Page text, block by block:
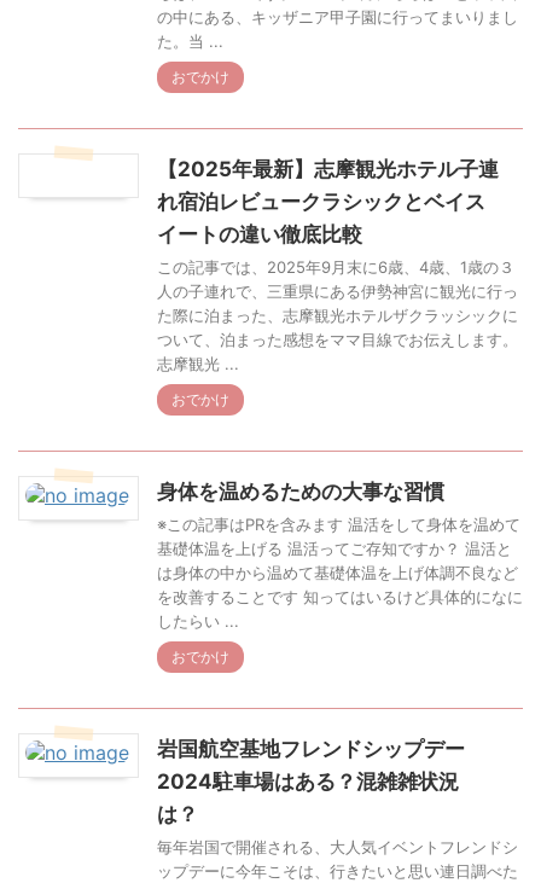
の中にある、キッザニア甲子園に行ってまいりまし
た。当 ...
おでかけ
【2025年最新】志摩観光ホテル子連
れ宿泊レビュークラシックとベイス
イートの違い徹底比較
この記事では、2025年9月末に6歳、4歳、1歳の３
人の子連れで、三重県にある伊勢神宮に観光に行っ
た際に泊まった、志摩観光ホテルザクラッシックに
ついて、泊まった感想をママ目線でお伝えします。
志摩観光 ...
おでかけ
身体を温めるための大事な習慣
※この記事はPRを含みます 温活をして身体を温めて
基礎体温を上げる 温活ってご存知ですか？ 温活と
は身体の中から温めて基礎体温を上げ体調不良など
を改善することです 知ってはいるけど具体的になに
したらい ...
おでかけ
岩国航空基地フレンドシップデー
2024駐車場はある？混雑雑状況
は？
毎年岩国で開催される、大人気イベントフレンドシ
ップデーに今年こそは、行きたいと思い連日調べた